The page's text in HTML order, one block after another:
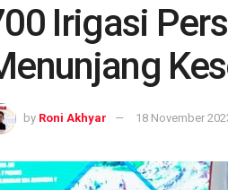
Irigasi
by Roni Akhyar 18 November